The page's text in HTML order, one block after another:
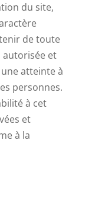
du site,
de toute
et
atteinte à
personnes.
à cet
et
à la